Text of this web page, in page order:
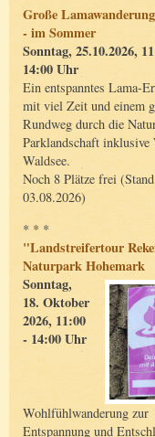
Große
- im Sommer
Sonntag, 25.10.2026,
14:00 Uhr
Ein entspanntes Lama-
mit viel Zeit und einem
Rundweg durch die
Parklandschaft inklusive
Waldsee.
Noch 8 Plätze frei
03.08.2026)
* * *
"Landstreifertour
Naturpark Hohemark
Sonntag,
18. Oktober
2026, 11:00
- 14:00 Uhr
Wohlfühlwanderung zur
Entspannung und